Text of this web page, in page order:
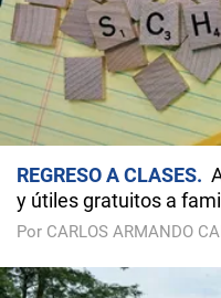
REGRESO A CLASES
y útiles gratuitos a
Por CARLOS ARMANDO